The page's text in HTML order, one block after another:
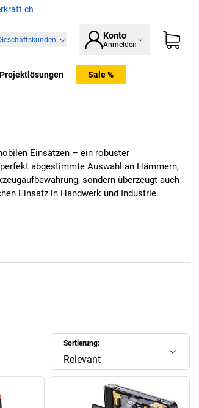
Konto
Anmelden
Sale %
Einsätzen – ein robuster
abgestimmte Auswahl an Hämmern,
sondern überzeugt auch
Einsatz in Handwerk und Industrie.
Sortierung:
Relevant